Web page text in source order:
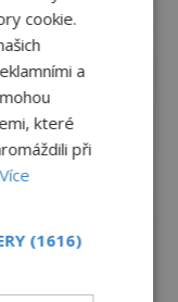
cookie.
a
které
při
Více
(1616)